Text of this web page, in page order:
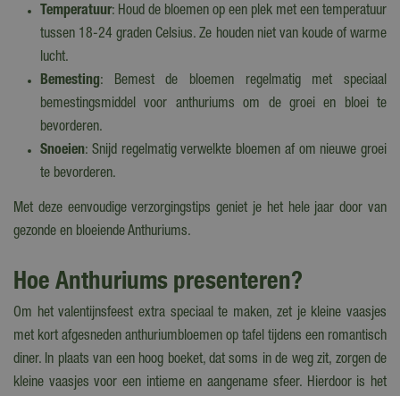
Temperatuur: Houd de bloemen op een plek met een temperatuur
tussen 18-24 graden Celsius. Ze houden niet van koude of warme
lucht.
Bemesting : Bemest de bloemen regelmatig met speciaal
bemestingsmiddel voor anthuriums om de groei en bloei te
bevorderen.
Snoeien: Snijd regelmatig verwelkte bloemen af om nieuwe groei
te bevorderen.
Met deze eenvoudige verzorgingstips geniet je het hele jaar door van
gezonde en bloeiende Anthuriums.
Hoe Anthuriums presenteren?
Om het valentijnsfeest extra speciaal te maken, zet je kleine vaasjes
met kort afgesneden anthuriumbloemen op tafel tijdens een romantisch
diner. In plaats van een hoog boeket, dat soms in de weg zit, zorgen de
kleine vaasjes voor een intieme en aangename sfeer. Hierdoor is het